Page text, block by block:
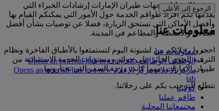
ويوفر لكم دليل وجهات طيران الإمارات إرشادات الخبراء التي
يقدمها لكم أفراد طواقم الخدمة حول الأمور التي يمكنكم القيام بها
وأفضل الأماكن التي تستحق الزيارة، فضلا عن توصيات بشأن أفضل
الفنادق والأنشطة والمطاعم في المدينة.
احجزوا رحلاتكم من لشبونة اليوم لتستمتعوا بالأطباق الفاخرة ونظام
الترفيه الجوي الحائز على جوائز ومستويات الخدمة الاستثنائية من
طيران الإمارات، مهما كانت درجة السفر التي تختارونها.
نتطلع للترحيب بكم على رحلاتنا.
الرجوع إلى الأعلى
معلومات عنا
معلومات عنا
الوظائفالوظائف Opens an external link in a new tab
مركز الإعلام
مركز الإعلام Opens an external link in a new
tab
كوكبنا
طاقم عملنا
مجتمعاتنا المحلية